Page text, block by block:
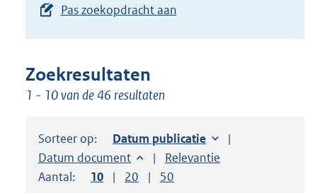
toets
suggesties.
Druk
om
Pas zoekopdracht aan
Zoekresultaten
1 - 10 van de 46 resultaten
Sorteer op: Sorteer op:
Datum publicatie
Sorteer op:
Datum document Sorteer op:
Relevantie
Aantal:
Toon
10 resultaten per pagina
Toon
20 resultaten per pagina
Toon
50